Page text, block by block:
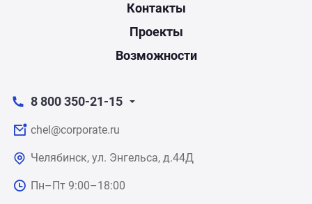
Контакты
Проекты
Возможности
8 800 350-21-15
chel@corporate.ru
Челябинск, ул. Энгельса, д.44Д
Пн–Пт 9:00–18:00